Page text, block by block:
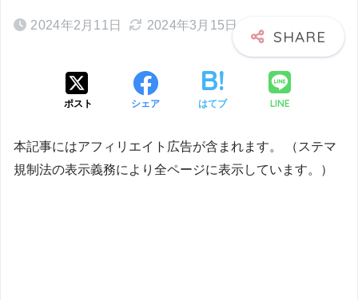
2024年2月11日 2024年3月15日
ポスト シェア はてブ LINE
本記事にはアフィリエイト広告が含まれます。 （ステマ
規制法の表示義務により全ページに表示しています。）